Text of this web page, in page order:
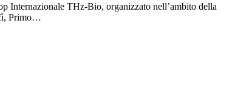
Internazionale THz-Bio, organizzato nell’ambito della
Primo…